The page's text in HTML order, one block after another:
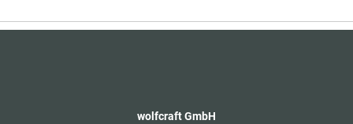
wolfcraft GmbH